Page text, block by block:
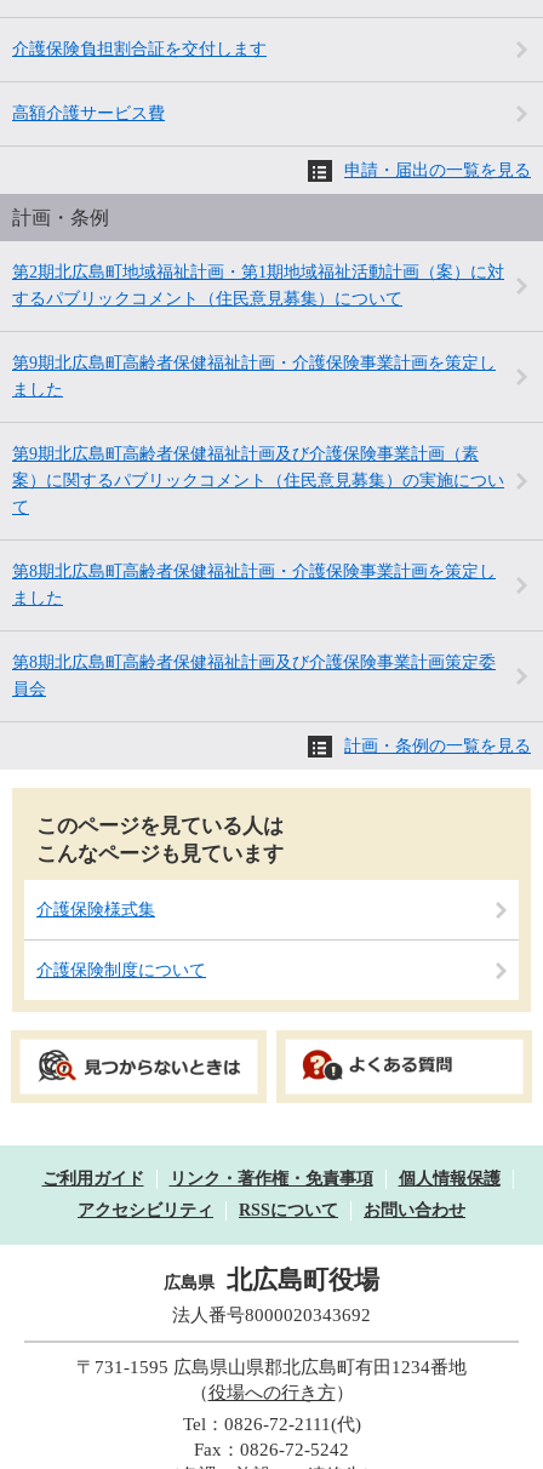
介護保険負担割合証を交付します
高額介護サービス費
申請・届出の一覧を見る
計画・条例
第2期北広島町地域福祉計画・第1期地域福祉活動計画（案）に対
するパブリックコメント（住民意見募集）について
第9期北広島町高齢者保健福祉計画・介護保険事業計画を策定し
ました
第9期北広島町高齢者保健福祉計画及び介護保険事業計画（素
案）に関するパブリックコメント（住民意見募集）の実施につい
て
第8期北広島町高齢者保健福祉計画・介護保険事業計画を策定し
ました
第8期北広島町高齢者保健福祉計画及び介護保険事業計画策定委
員会
計画・条例の一覧を見る
このページを見ている人は
こんなページも見ています
介護保険様式集
介護保険制度について
ご利用ガイド リンク・著作権・免責事項
個人情報保護
アクセシビリティ
RSSについて お問い合わせ
広島県 北広島町役場
法人番号8000020343692
〒731-1595 広島県山県郡北広島町有田1234番地
（役場への行き方）
Tel：0826-72-2111(代)
Fax：0826-72-5242